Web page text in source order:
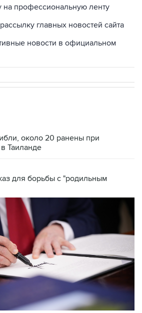
на профессиональную ленту
главных новостей сайта
новости в официальном
около 20 ранены при
Таиланде
для борьбы с "родильным